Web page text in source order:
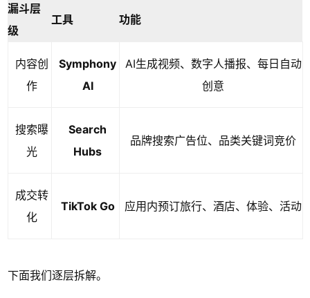
漏斗层
级
工具 功能
内容创
作
Symphony
AI
AI生成视频、数字人播报、每日自动
创意
搜索曝
光
Search
Hubs
品牌搜索广告位、品类关键词竞价
成交转
化
TikTok Go 应用内预订旅行、酒店、体验、活动
下面我们逐层拆解。